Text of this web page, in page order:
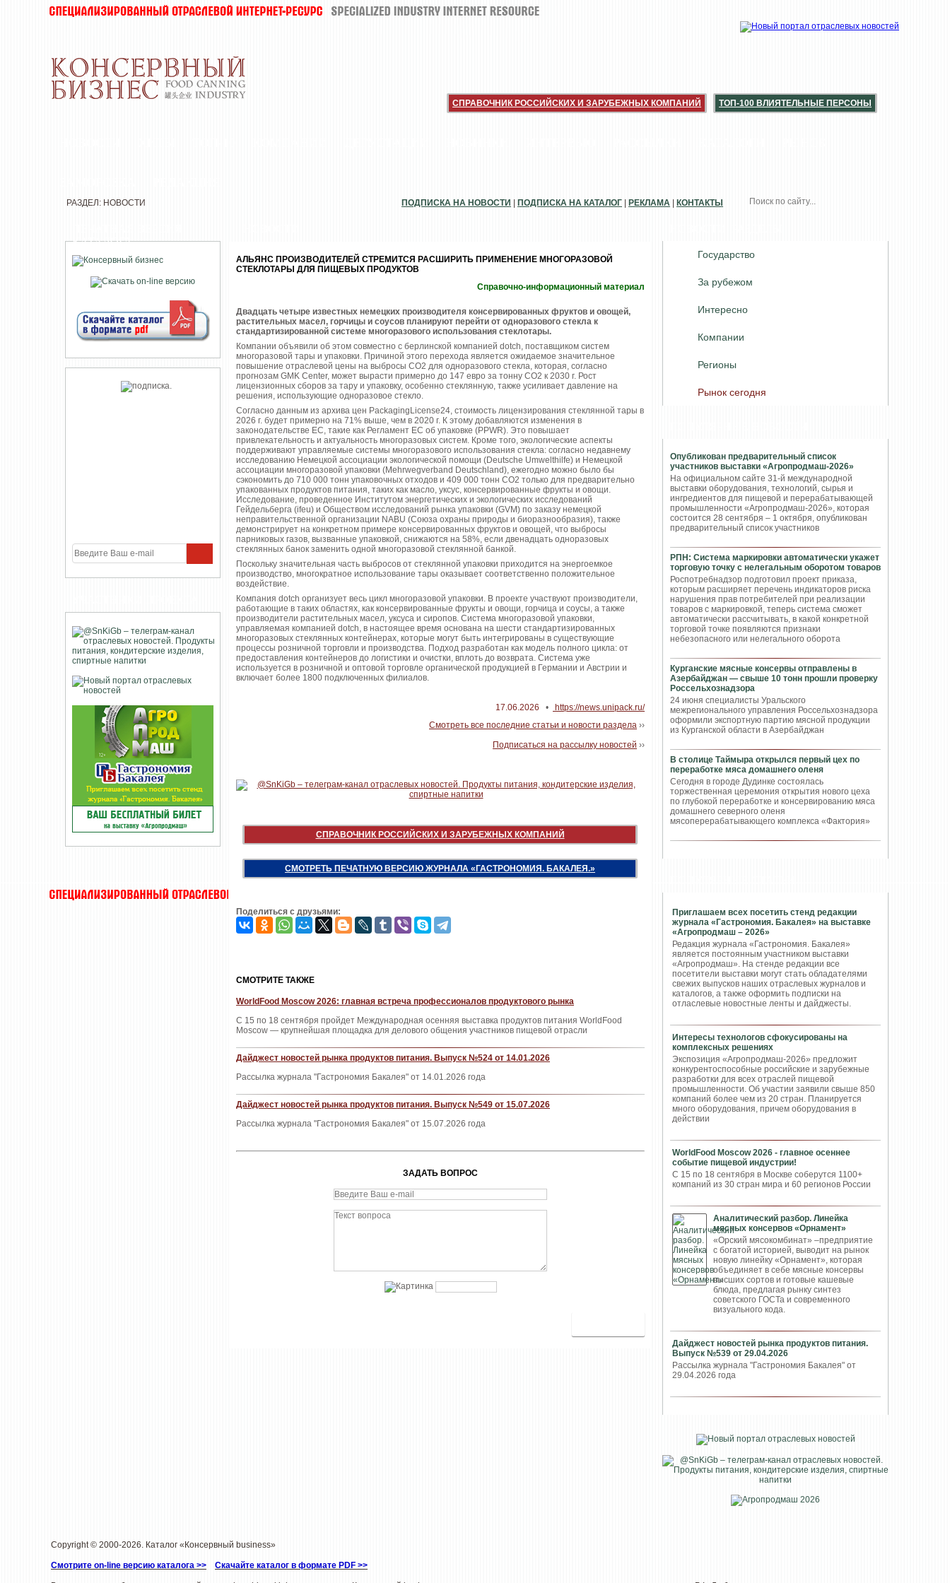
СПРАВОЧНИК РОССИЙСКИХ И ЗАРУБЕЖНЫХ КОМПАНИЙ ТОП-100 ВЛИЯТЕЛЬНЫЕ ПЕРСОНЫ
КАТАЛОГА
Государство
За рубежом
Интересно
Компании
Регионы
Рынок сегодня
Опубликован предварительный список
участников выставки «Агропродмаш-2026»
На официальном сайте 31-й международной
выставки оборудования, технологий, сырья и
ингредиентов для пищевой и перерабатывающей
промышленности «Агропродмаш-2026», которая
состоится 28 сентября – 1 октября, опубликован
предварительный список участников
РПН: Система маркировки автоматически укажет
торговую точку с нелегальным оборотом товаров
Роспотребнадзор подготовил проект приказа,
которым расширяет перечень индикаторов риска
нарушения прав потребителей при реализации
товаров с маркировкой, теперь система сможет
автоматически рассчитывать, в какой конкретной
торговой точке появляются признаки
небезопасного или нелегального оборота
Курганские мясные консервы отправлены в
Азербайджан — свыше 10 тонн прошли проверку
Россельхознадзора
24 июня специалисты Уральского
межрегионального управления Россельхознадзора
оформили экспортную партию мясной продукции
из Курганской области в Азербайджан
В столице Таймыра открылся первый цех по
переработке мяса домашнего оленя
Сегодня в городе Дудинке состоялась
торжественная церемония открытия нового цеха
по глубокой переработке и консервированию мяса
домашнего северного оленя
мясоперерабатывающего комплекса «Фактория»
Приглашаем всех посетить стенд редакции
журнала «Гастрономия. Бакалея» на выставке
«Агропродмаш – 2026»
Редакция журнала «Гастрономия. Бакалея»
является постоянным участником выставки
«Агропродмаш». На стенде редакции все
посетители выставки могут стать обладателями
свежих выпусков наших отраслевых журналов и
каталогов, а также оформить подписки на
отласлевые новостные ленты и дайджесты.
Интересы технологов сфокусированы на
комплексных решениях
Экспозиция «Агропродмаш-2026» предложит
конкурентоспособные российские и зарубежные
разработки для всех отраслей пищевой
промышленности. Об участии заявили свыше 850
компаний более чем из 20 стран. Планируется
много оборудования, причем оборудования в
действии
WorldFood Moscow 2026 - главное осеннее
событие пищевой индустрии!
С 15 по 18 сентября в Москве соберутся 1100+
компаний из 30 стран мира и 60 регионов России
Аналитический разбор. Линейка
мясных консервов «Орнамент»
«Орский мясокомбинат» –предприятие
с богатой историей, выводит на рынок
новую линейку «Орнамент», которая
объединяет в себе мясные консервы
высших сортов и готовые кашевые
блюда, предлагая рынку синтез
советского ГОСТа и современного
визуального кода.
Дайджест новостей рынка продуктов питания.
Выпуск №539 от 29.04.2026
Рассылка журнала "Гастрономия Бакалея" от
29.04.2026 года
РАЗДЕЛ: НОВОСТИ ПОДПИСКА НА НОВОСТИ ПОДПИСКА НА КАТАЛОГ РЕКЛАМА КОНТАКТЫ
АЛЬЯНС ПРОИЗВОДИТЕЛЕЙ СТРЕМИТСЯ РАСШИРИТЬ ПРИМЕНЕНИЕ МНОГОРАЗОВОЙ
СТЕКЛОТАРЫ ДЛЯ ПИЩЕВЫХ ПРОДУКТОВ
Справочно-информационный материал
Двадцать четыре известных немецких производителя консервированных фруктов и овощей,
растительных масел, горчицы и соусов планируют перейти от одноразового стекла к
стандартизированной системе многоразового использования стеклотары.
Компании объявили об этом совместно с берлинской компанией dotch, поставщиком систем
многоразовой тары и упаковки. Причиной этого перехода является ожидаемое значительное
повышение отраслевой цены на выбросы CO2 для одноразового стекла, которая, согласно
прогнозам GMK Center, может вырасти примерно до 147 евро за тонну CO2 к 2030 г. Рост
лицензионных сборов за тару и упаковку, особенно стеклянную, также усиливает давление на
решения, использующие одноразовое стекло.
Согласно данным из архива цен PackagingLicense24, стоимость лицензирования стеклянной тары в
2026 г. будет примерно на 71% выше, чем в 2020 г. К этому добавляются изменения в
законодательстве ЕС, такие как Регламент ЕС об упаковке (PPWR). Это повышает
привлекательность и актуальность многоразовых систем. Кроме того, экологические аспекты
поддерживают управляемые системы многоразового использования стекла: согласно недавнему
исследованию Немецкой ассоциации экологической помощи (Deutsche Umwelthilfe) и Немецкой
ассоциации многоразовой упаковки (Mehrwegverband Deutschland), ежегодно можно было бы
сэкономить до 710 000 тонн упаковочных отходов и 409 000 тонн CO2 только для предварительно
упакованных продуктов питания, таких как масло, уксус, консервированные фрукты и овощи.
Исследование, проведенное Институтом энергетических и экологических исследований
Гейдельберга (ifeu) и Обществом исследований рынка упаковки (GVM) по заказу немецкой
неправительственной организации NABU (Союза охраны природы и биоразнообразия), также
демонстрирует на конкретном примере консервированных фруктов и овощей, что выбросы
парниковых газов, вызванные упаковкой, снижаются на 58%, если двенадцать одноразовых
стеклянных банок заменить одной многоразовой стеклянной банкой.
Поскольку значительная часть выбросов от стеклянной упаковки приходится на энергоемкое
производство, многократное использование тары оказывает соответственно положительное
воздействие.
Компания dotch организует весь цикл многоразовой упаковки. В проекте участвуют производители,
работающие в таких областях, как консервированные фрукты и овощи, горчица и соусы, а также
производители растительных масел, уксуса и сиропов. Система многоразовой упаковки,
управляемая компанией dotch, в настоящее время основана на шести стандартизированных
многоразовых стеклянных контейнерах, которые могут быть интегрированы в существующие
процессы розничной торговли и производства. Подход разработан как модель полного цикла: от
предоставления контейнеров до логистики и очистки, вплоть до возврата. Система уже
используется в розничной и оптовой торговле органической продукцией в Германии и Австрии и
включает более 1800 подключенных филиалов.
17.06.2026 •
https://news.unipack.ru/
Смотреть все последние статьи и новости раздела ››
Подписаться на рассылку новостей ››
СПРАВОЧНИК РОССИЙСКИХ И ЗАРУБЕЖНЫХ КОМПАНИЙ
СМОТРЕТЬ ПЕЧАТНУЮ ВЕРСИЮ ЖУРНАЛА «ГАСТРОНОМИЯ. БАКАЛЕЯ.»
Поделиться с друзьями:
CМОТРИТЕ ТАКЖЕ
WorldFood Moscow 2026: главная встреча профессионалов продуктового рынка
С 15 по 18 сентября пройдет Международная осенняя выставка продуктов питания WorldFood
Moscow — крупнейшая площадка для делового общения участников пищевой отрасли
Дайджест новостей рынка продуктов питания. Выпуск №524 от 14.01.2026
Рассылка журнала "Гастрономия Бакалея" от 14.01.2026 года
Дайджест новостей рынка продуктов питания. Выпуск №549 от 15.07.2026
Рассылка журнала "Гастрономия Бакалея" от 15.07.2026 года
ЗАДАТЬ ВОПРОС
Copyright © 2000-2026. Каталог «Консервный business»
Смотрите on-line версию каталога >> Скачайте каталог в формате PDF >>